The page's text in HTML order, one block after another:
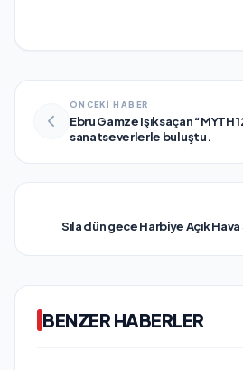
ÖNCEKİ HABER
Ebru Gamze Işıksaçan “MYTH
sanatseverlerle buluştu.
Sıla dün gece Harbiye Açık
BENZER HABERLER